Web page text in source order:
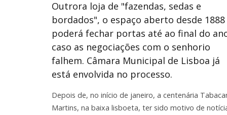
Outrora loja de "fazendas, sedas e
bordados", o espaço aberto desde 1888
poderá fechar portas até ao final do
caso as negociações com o senhorio
falhem. Câmara Municipal de Lisboa já
está envolvida no processo.
Depois de, no início de janeiro, a centenária
Martins, na baixa lisboeta, ter sido motivo de